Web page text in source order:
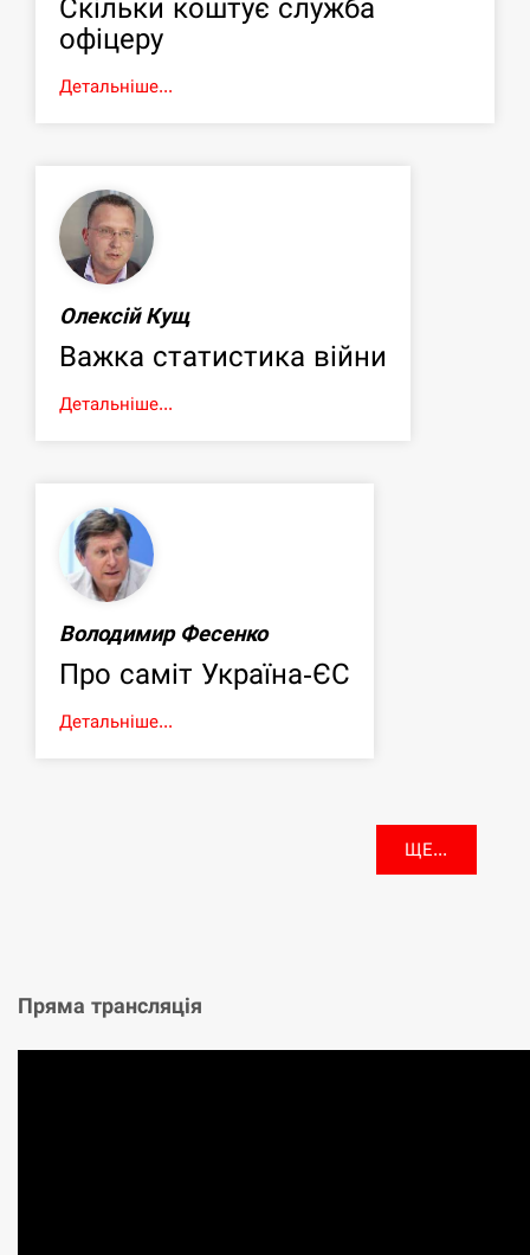
Скільки коштує служба
офіцеру
Детальніше...
Олексій Кущ
Важка статистика війни
Детальніше...
Володимир Фесенко
Про саміт Україна-ЄС
Детальніше...
ЩЕ...
Пряма трансляція